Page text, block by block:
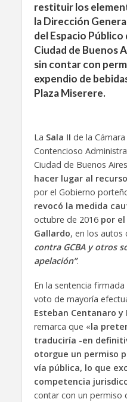
restituir los
la Dirección
del Espacio
Ciudad de Buenos
sin contar con
expendio de
Plaza Miserere.
La Sala II de la
Contencioso
Ciudad de Buenos Aires
hacer lugar al
por el Gobierno
revocó la medida
octubre de 2016por el
Gallardo, en los autos
contra GCBA y otros
apelación”.
En la sentencia
voto de mayoría
Esteban Centanaro y
remarca que «la
traduciría -en
otorgue un permiso
vía pública, lo que
competencia
contar con un permiso